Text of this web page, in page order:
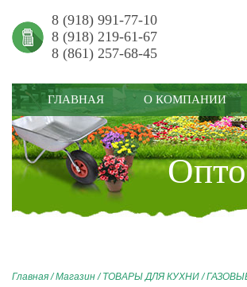
8 (918) 991-77-10
8 (918) 219-61-67
8 (861) 257-68-45
ГЛАВНАЯ О КОМПАНИИ
Главная/Магазин/ТОВАРЫ ДЛЯ КУХНИ/